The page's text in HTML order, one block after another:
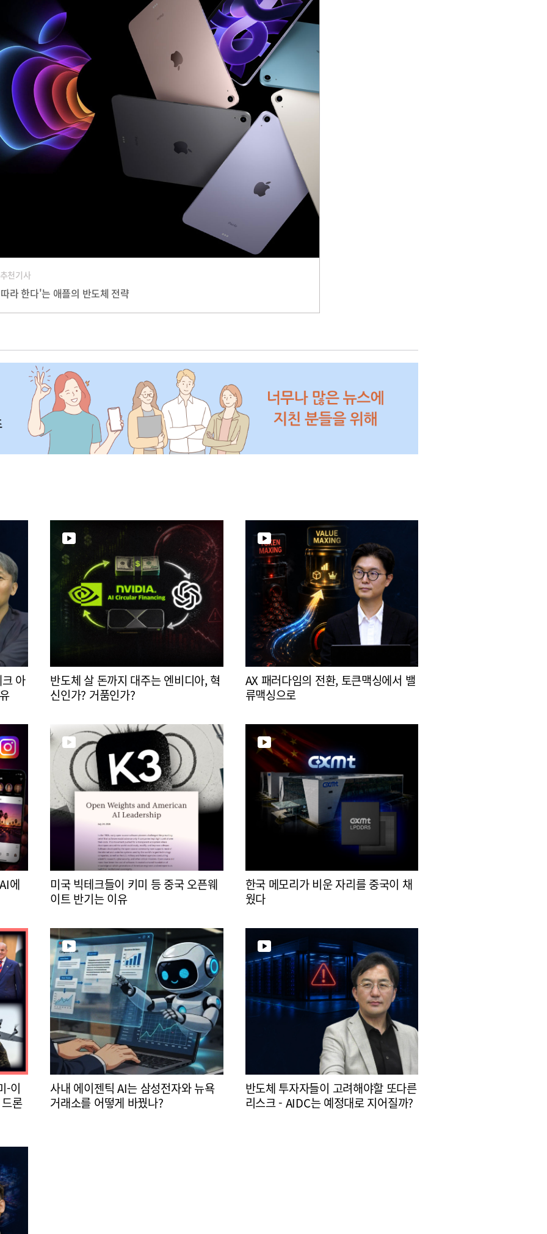
천기사
라 한다'는 애플의 반도체 전략
아
반도체 살 돈까지 대주는 엔비디아, 혁
신인가? 거품인가?
AX 패러다임의 전환, 토큰맥싱에서 밸
류맥싱으로
에
미국 빅테크들이 키미 등 중국 오픈웨
이트 반기는 이유
한국 메모리가 비운 자리를 중국이 채
웠다
-이
론
사내 에이젠틱 AI는 삼성전자와 뉴욕
거래소를 어떻게 바꿨나?
반도체 투자자들이 고려해야할 또다른
리스크 - AIDC는 예정대로 지어질까?